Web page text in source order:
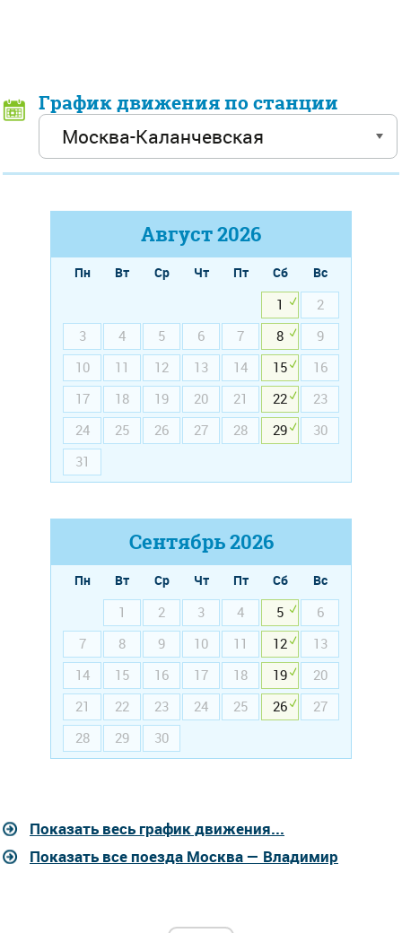
График движения по станции
Август2026
Пн Вт Ср Чт Пт Сб
Вс
1
2
3
4 5 6 7 8
9
10
11 12 13 14 15
16
17
18 19 20 21 22
23
24
25 26 27 28 29
30
31
Сентябрь2026
Пн Вт Ср Чт Пт Сб
Вс
1
2 3 4 5
6
7
8 9 10 11 12
13
14
15 16 17 18 19
20
21
22 23 24 25 26
27
28
29 30
Показать весь график движения...
Показать все поезда Москва — Владимир